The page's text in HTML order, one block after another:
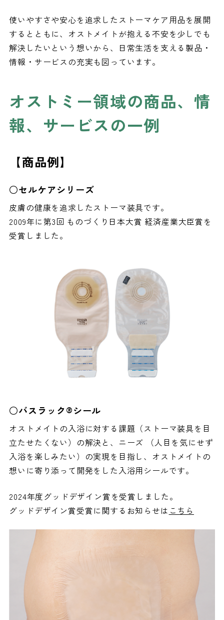
使いやすさや安心を追求したストーマケア用品を展開
するとともに、オストメイトが抱える不安を少しでも
解決したいという想いから、日常生活を支える製品・
情報・サービスの充実も図っています。
オストミー領域の商品、情
報、サービスの一例
【商品例】
○セルケアシリーズ
皮膚の健康を追求したストーマ装具です。
2009年に第3回 ものづくり日本大賞 経済産業大臣賞を
受賞しました。
○バスラック®シール
オストメイトの入浴に対する課題（ストーマ装具を目
立たせたくない）の解決と、ニーズ （人目を気にせず
入浴を楽しみたい）の実現を目指し、オストメイトの
想いに寄り添って開発をした入浴用シールです。
2024年度グッドデザイン賞を受賞しました。
グッドデザイン賞受賞に関するお知らせは こちら